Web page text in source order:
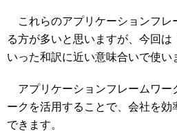
これらのアプリケーションフレ
る方が多いと思いますが、今回は
いった和訳に近い意味合いで使い
アプリケーションフレームワー
ークを活用することで、会社を
できます。